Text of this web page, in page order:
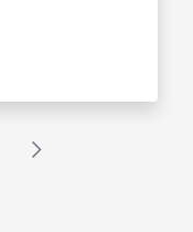
Successiva »